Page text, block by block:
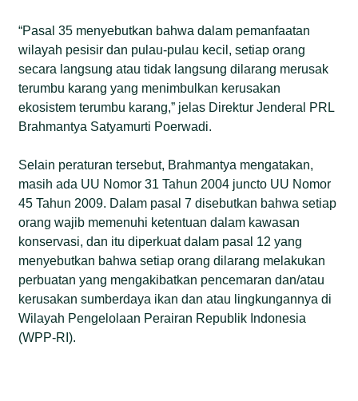
“Pasal 35 menyebutkan bahwa dalam pemanfaatan
wilayah pesisir dan pulau-pulau kecil, setiap orang
secara langsung atau tidak langsung dilarang merusak
terumbu karang yang menimbulkan kerusakan
ekosistem terumbu karang,” jelas Direktur Jenderal PRL
Brahmantya Satyamurti Poerwadi.
Selain peraturan tersebut, Brahmantya mengatakan,
masih ada UU Nomor 31 Tahun 2004 juncto UU Nomor
45 Tahun 2009. Dalam pasal 7 disebutkan bahwa setiap
orang wajib memenuhi ketentuan dalam kawasan
konservasi, dan itu diperkuat dalam pasal 12 yang
menyebutkan bahwa setiap orang dilarang melakukan
perbuatan yang mengakibatkan pencemaran dan/atau
kerusakan sumberdaya ikan dan atau lingkungannya di
Wilayah Pengelolaan Perairan Republik Indonesia
(WPP-RI).